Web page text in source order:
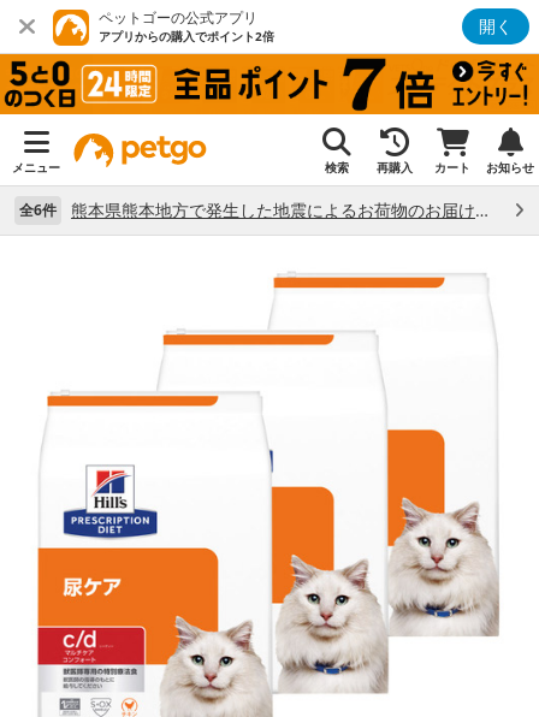
ペットゴーの公式アプリ
アプリからの購入でポイント2倍 開く
メニュー 検索 再購入 カート お知らせ
全6件 熊本県熊本地方で発生した地震によるお荷物のお届け状況について （7/28）